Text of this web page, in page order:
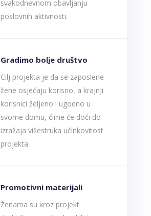
svakodnevnom obavljanju
poslovnih aktivnosti.
Gradimo bolje društvo
Cilj projekta je da se zaposlene
žene osjećaju korisno, a krajnji
korisnici željeno i ugodno u
svome domu, čime će doći do
izražaja višestruka učinkovitost
projekta.
Promotivni materijali
Ženama su kroz projekt